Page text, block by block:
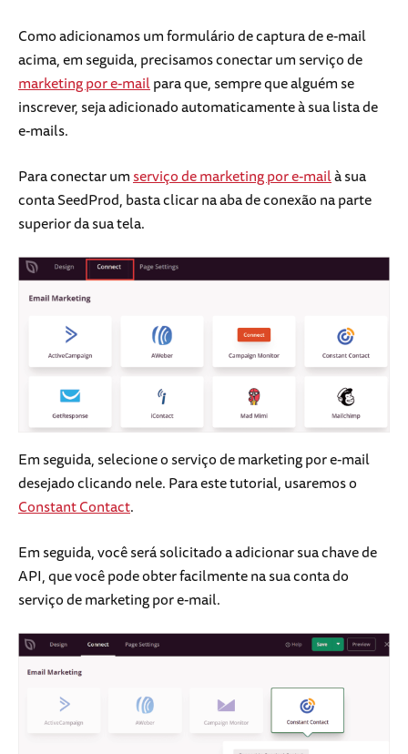
Como adicionamos um formulário de captura de e-mail
acima, em seguida, precisamos conectar um serviço de
marketing por e-mailpara que, sempre que alguém se
inscrever, seja adicionado automaticamente à sua lista de
e-mails.
Para conectar umserviço de marketing por e-mailà sua
conta SeedProd, basta clicar na aba de conexão na parte
superior da sua tela.
Em seguida, selecione o serviço de marketing por e-mail
desejado clicando nele. Para este tutorial, usaremos o
Constant Contact.
Em seguida, você será solicitado a adicionar sua chave de
API, que você pode obter facilmente na sua conta do
serviço de marketing por e-mail.